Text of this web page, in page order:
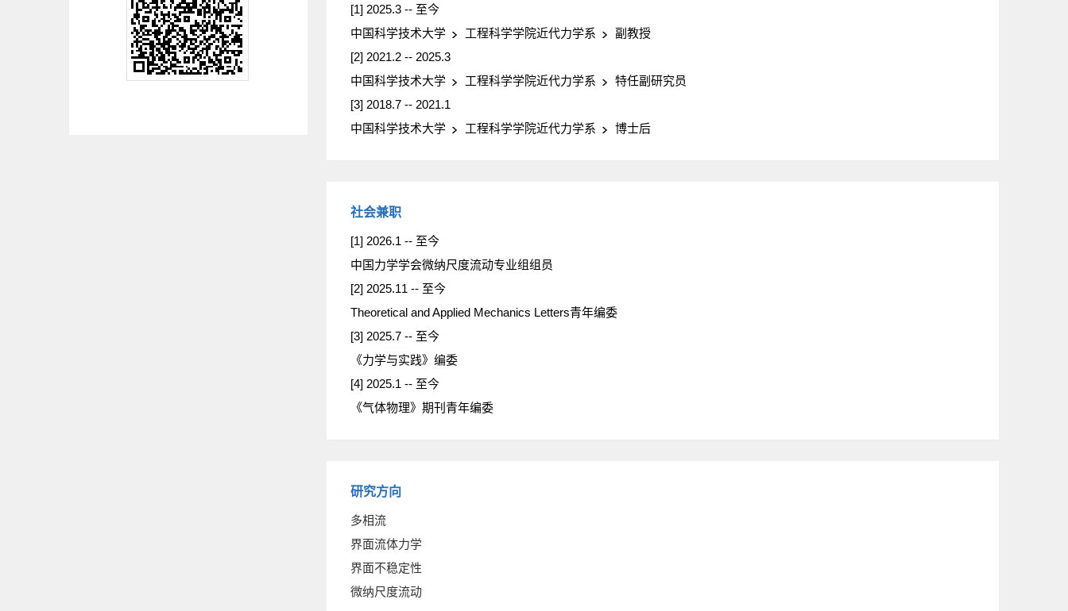
[1] 2025.3 -- 至今
中国科学技术大学
工程科学学院近代力学系
副教授
[2] 2021.2 -- 2025.3
中国科学技术大学
工程科学学院近代力学系
特任副研究员
[3] 2018.7 -- 2021.1
中国科学技术大学
工程科学学院近代力学系 博士后
社会兼职
[1] 2026.1 -- 至今
中国力学学会微纳尺度流动专业组组员
[2] 2025.11 -- 至今
Theoretical and Applied Mechanics Letters青年编委
[3] 2025.7 -- 至今
《力学与实践》编委
[4] 2025.1 -- 至今
《气体物理》期刊青年编委
研究方向
多相流
界面流体力学
界面不稳定性
微纳尺度流动